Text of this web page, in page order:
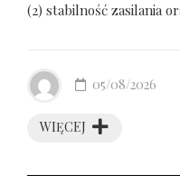
(2) stabilność zasilania
WIĘCEJ
05/08/2026